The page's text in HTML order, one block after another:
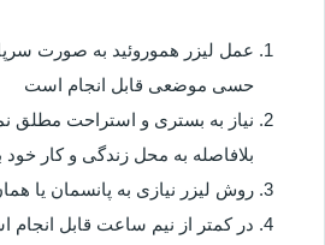
عمل لیزر هموروئید به صورت
حسی موضعی قابل انجام است
نیاز به بستری و استراحت مطلق
بلافاصله به محل زندگی و کار خود
روش لیزر نیازی به پانسمان یا
در کمتر از نیم ساعت قابل انجام